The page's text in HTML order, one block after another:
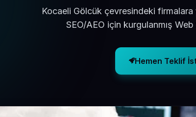
Kocaeli Gölcük çevresindeki
SEO/AEO için kurgulanmış Web
Hemen Teklif